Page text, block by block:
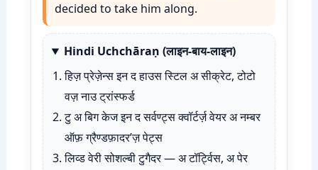
decided to take him along.
Hindi Uchchāraṇ (लाइन-बाय-लाइन)
हिज़ प्रेज़ेन्स इन द हाउस स्टिल अ सीक्रेट, टोटो
वज़ नाउ ट्रांस्फर्ड
टु अ बिग केज इन द सर्वण्ट्स क्वॉर्टर्ज़ वेयर अ नम्बर
ऑफ़ ग्रैण्डफ़ादर’ज़ पेट्स
लिव्ड वेरी सोशल्बी टुगैदर — अ टॉर्ट्विस, अ पेर